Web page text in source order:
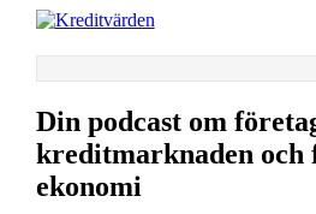
Din podcast om
kreditmarknaden och
ekonomi